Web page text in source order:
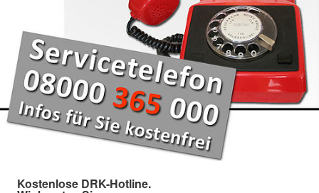
Kostenlose DRK-Hotline.